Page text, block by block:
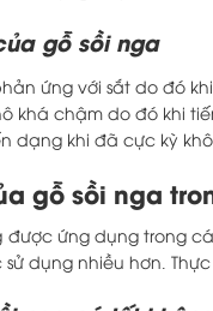
gỗ sồi nga
ứng với sắt do đó
khá chậm do đó khi
dạng khi đã cực kỳ khô
gỗ sồi nga
được ứng dụng trong
dụng nhiều hơn.